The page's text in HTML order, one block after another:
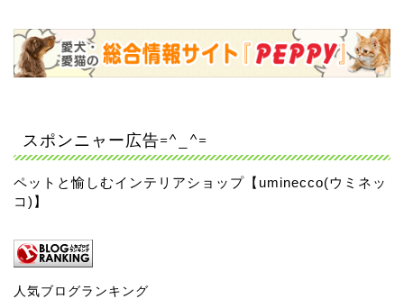
スポンニャー広告=^_^=
ペットと愉しむインテリアショップ【uminecco(ウミネッ
コ)】
人気ブログランキング